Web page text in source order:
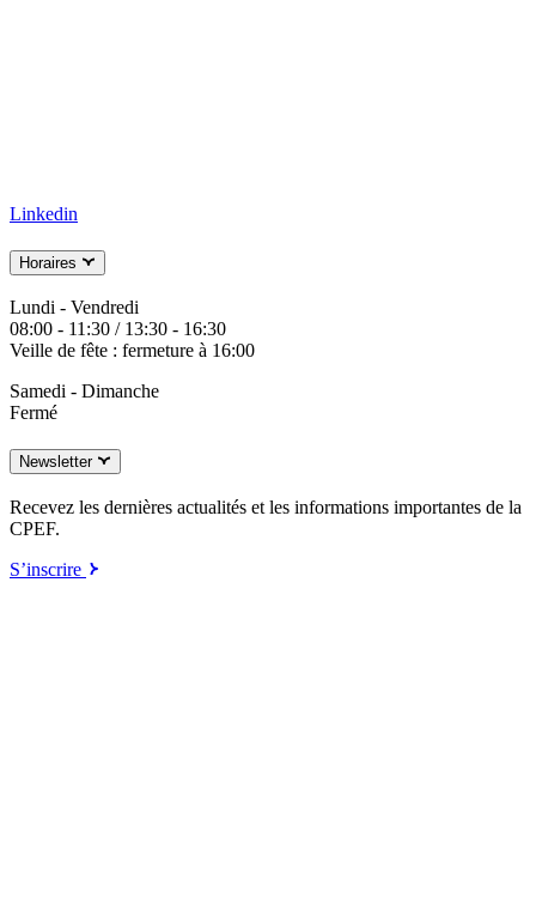
Linkedin
Horaires
Lundi - Vendredi
08:00 - 11:30 / 13:30 - 16:30
Veille de fête : fermeture à 16:00
Samedi - Dimanche
Fermé
Newsletter
Recevez les dernières actualités et les informations importantes de la
CPEF.
S’inscrire